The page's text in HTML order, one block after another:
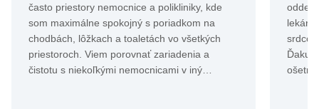
často priestory nemocnice a polikliniky, kde
som maximálne spokojný s poriadkom na
chodbách, lôžkach a toaletách vo všetkých
priestoroch. Viem porovnať zariadenia a
čistotu s niekoľkými nemocnicami v iný…